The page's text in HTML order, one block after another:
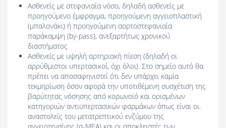
Ασθενείς με στεφανιαία νόσο, δηλαδή ασθενείς με
προηγούμενο έμφραγμα, προηγούμενη αγγειοπλαστική
(μπαλονάκι) ή προηγούμενη αορτοστεφανιαία
παράκαμψη (by-pass), ανεξαρτήτως χρονικού
διαστήματος
Ασθενείς με υψηλή αρτηριακή πίεση (δηλαδή οι
αρρύθμιστοι υπερτασικοί, όχι όλοι). Στο σημείο αυτό θα
πρέπει να αποσαφηνιστεί ότι δεν υπάρχει καμία
τεκμηρίωση όσον αφορά την υποτιθέμενη συσχέτιση της
βαρύτητας νόσησης από κορωνοϊό και ορισμένων
κατηγοριών αντιϋπερτασικών φαρμάκων όπως είναι οι.
αναστολείς του μετατρεπτικού ενζύμου της
αγγειοτενσίνης (α-ΜΕΑ) και οι αποκλειστές των